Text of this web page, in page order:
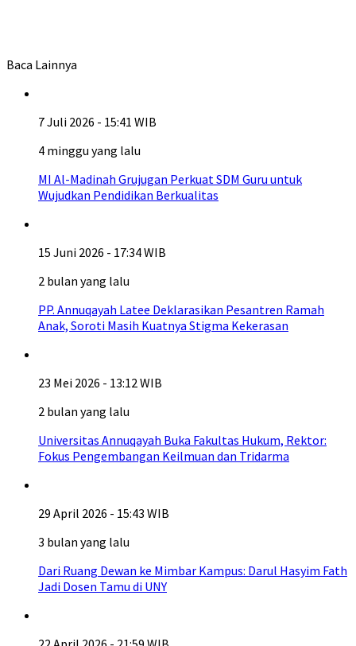
Baca Lainnya
7 Juli 2026 - 15:41 WIB
4 minggu yang lalu
MI Al-Madinah Grujugan Perkuat SDM Guru untuk
Wujudkan Pendidikan Berkualitas
15 Juni 2026 - 17:34 WIB
2 bulan yang lalu
PP. Annuqayah Latee Deklarasikan Pesantren Ramah
Anak, Soroti Masih Kuatnya Stigma Kekerasan
23 Mei 2026 - 13:12 WIB
2 bulan yang lalu
Universitas Annuqayah Buka Fakultas Hukum, Rektor:
Fokus Pengembangan Keilmuan dan Tridarma
29 April 2026 - 15:43 WIB
3 bulan yang lalu
Dari Ruang Dewan ke Mimbar Kampus: Darul Hasyim Fath
Jadi Dosen Tamu di UNY